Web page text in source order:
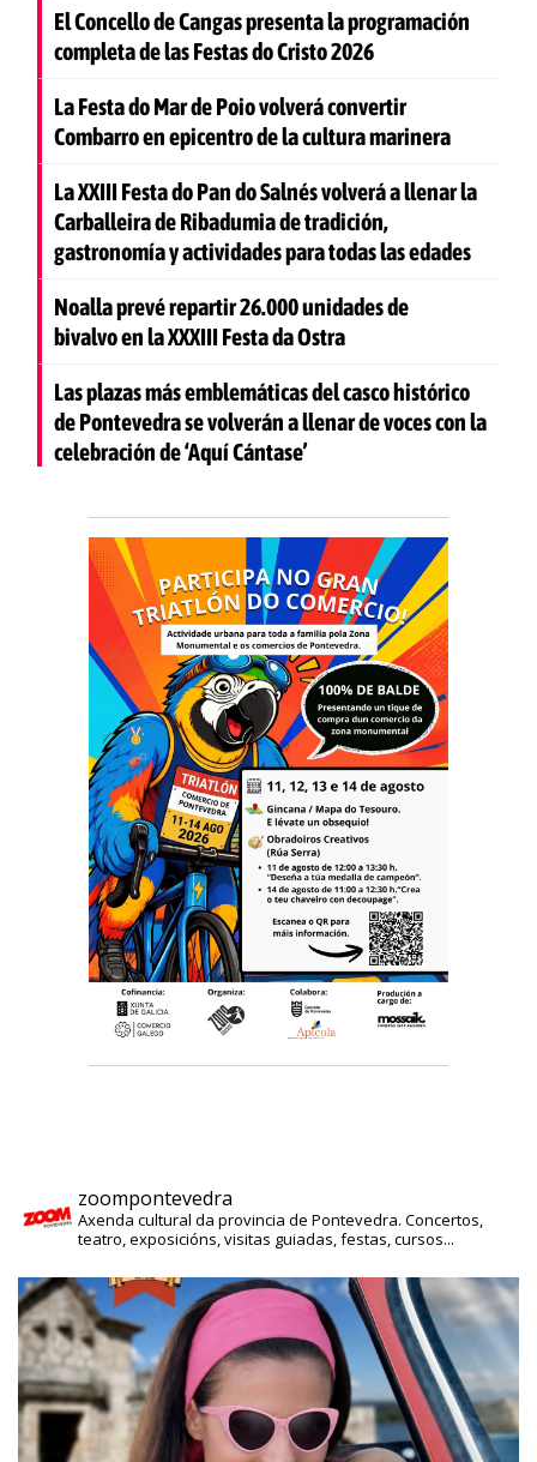
El Concello de Cangas presenta la programación
completa de las Festas do Cristo 2026
La Festa do Mar de Poio volverá convertir
Combarro en epicentro de la cultura marinera
La XXIII Festa do Pan do Salnés volverá a llenar la
Carballeira de Ribadumia de tradición,
gastronomía y actividades para todas las edades
Noalla prevé repartir 26.000 unidades de
bivalvo en la XXXIII Festa da Ostra
Las plazas más emblemáticas del casco histórico
de Pontevedra se volverán a llenar de voces con la
celebración de ‘Aquí Cántase’
zoompontevedra
Axenda cultural da provincia de Pontevedra. Concertos,
teatro, exposicións, visitas guiadas, festas, cursos...